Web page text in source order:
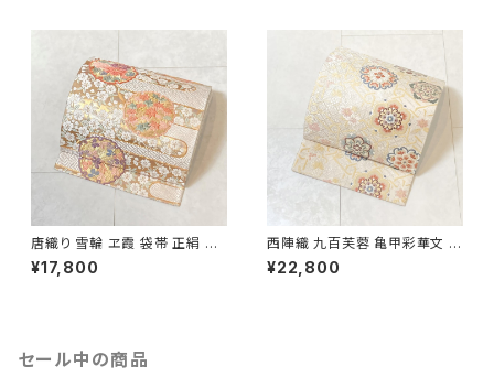
唐織り 雪輪 ヱ霞 袋帯 正絹 金
糸 白 ピンク 水色 紫 パステルカ
ラー 531
¥17,800
西陣織 九百芙蓉 亀甲彩華文 唐
織り 袋帯 正絹 金糸 クリーム色
白 667
¥22,800
セール中の商品